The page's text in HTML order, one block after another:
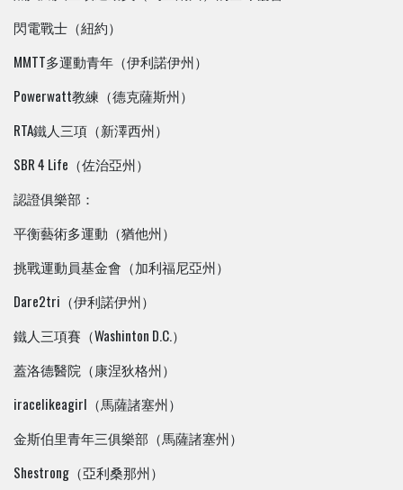
閃電戰士（紐約）
MMTT多運動青年（伊利諾伊州）
Powerwatt教練（德克薩斯州）
RTA鐵人三項（新澤西州）
SBR 4 Life（佐治亞州）
認證俱樂部：
平衡藝術多運動（猶他州）
挑戰運動員基金會（加利福尼亞州）
Dare2tri（伊利諾伊州）
鐵人三項賽（Washinton D.C.）
蓋洛德醫院（康涅狄格州）
iracelikeagirl（馬薩諸塞州）
金斯伯里青年三俱樂部（馬薩諸塞州）
Shestrong（亞利桑那州）